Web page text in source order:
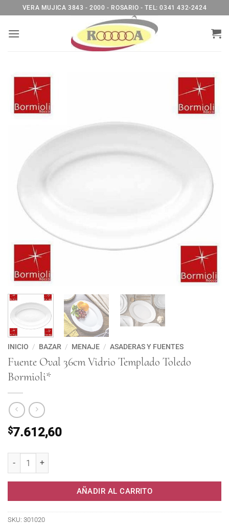
al
contenido
VERA MUJICA 3843 - 2000 - ROSARIO - TEL: 0341 432-2424
INICIO / BAZAR / MENAJE / ASADERAS Y FUENTES
Fuente Oval 36cm Vidrio Templado Toledo
Bormioli*
$7.612,60
AÑADIR AL CARRITO
SKU: 301020